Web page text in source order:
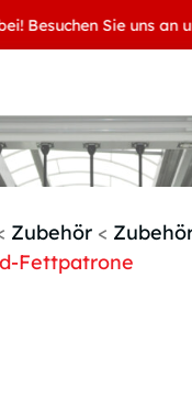
Sie uns an
Aktuelles
Kontakt
Handelspartner werden
Zubehör <
Fettpatrone